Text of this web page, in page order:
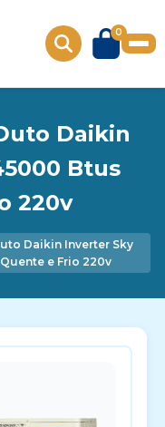
0
Daikin
Btus
220v
Daikin Inverter Sky
e Frio 220v